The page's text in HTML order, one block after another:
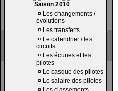
Saison 2010
¤ Les changements /
évolutions
¤ Les transferts
¤ Le calendrier / les
circuits
¤ Les écuries et les
pilotes
¤ Le casque des pilotes
¤ Le salaire des pilotes